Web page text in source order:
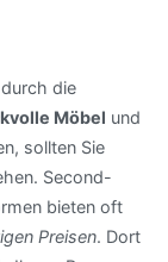
die
Möbel und
sollten Sie
Second-
bieten oft
Preisen. Dort